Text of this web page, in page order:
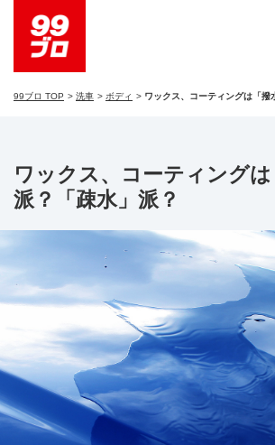
99ブロ TOP 洗車 ボディ ワックス、コーティングは「撥
ワックス、コーティングは
派？「疎水」派？